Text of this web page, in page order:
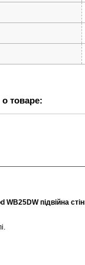
товаре:
підвійна